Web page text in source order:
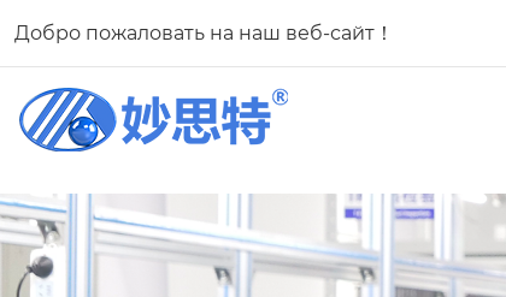
Добро пожаловать на наш веб-сайт！